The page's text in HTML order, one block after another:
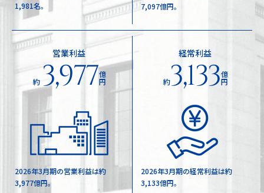
1,981名。
7,097億円。
営業利益
約 3,977億
円
2026年3月期の営業利益は約
3,977億円。
経常利益
約3,133億
円
2026年3月期の経常利益は約
3,133億円。